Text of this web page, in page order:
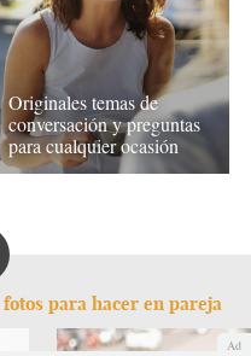
Originales temas de
conversación y preguntas
para cualquier ocasión
para hacer en pareja
Ad